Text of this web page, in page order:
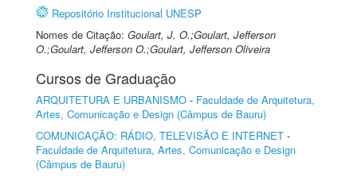
Repositório Institucional UNESP
Nomes de Citação: Goulart, J. O.;Goulart, Jefferson
O.;Goulart, Jefferson O.;Goulart, Jefferson Oliveira
Cursos de Graduação
ARQUITETURA E URBANISMO - Faculdade de Arquitetura,
Artes, Comunicação e Design (Câmpus de Bauru)
COMUNICAÇÃO: RÁDIO, TELEVISÃO E INTERNET -
Faculdade de Arquitetura, Artes, Comunicação e Design
(Câmpus de Bauru)